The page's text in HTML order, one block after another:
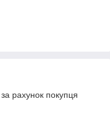
рахунок покупця